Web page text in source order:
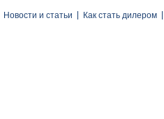
Новости и статьи Как стать дилером